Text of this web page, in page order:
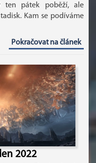
ten pátek poběží, ale
Kam se podíváme
Pokračovat na článek
2022